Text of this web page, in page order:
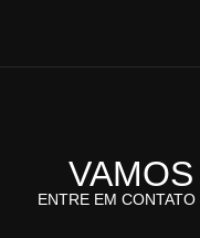
ENTRE EM